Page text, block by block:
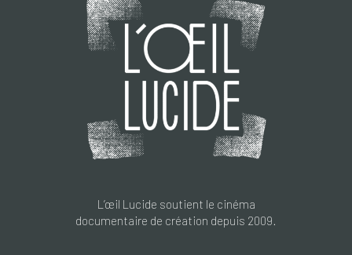
L’œil Lucide soutient le cinéma
documentaire de création depuis 2009.